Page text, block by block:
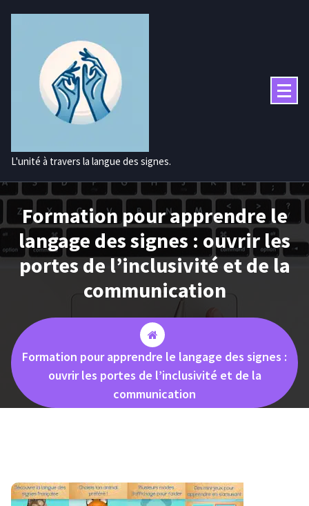
L'unité à travers la langue des signes.
Formation pour apprendre le
langage des signes : ouvrir les
portes de l’inclusivité et de la
communication
Formation pour apprendre le langage des signes :
ouvrir les portes de l’inclusivité et de la
communication